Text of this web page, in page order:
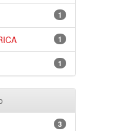
1
1
1
3